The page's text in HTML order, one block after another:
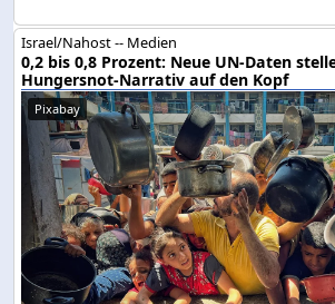
Israel/Nahost -- Medien
0,2 bis 0,8 Prozent: Neue UN-Daten
Hungersnot-Narrativ auf den Kopf
Pixabay